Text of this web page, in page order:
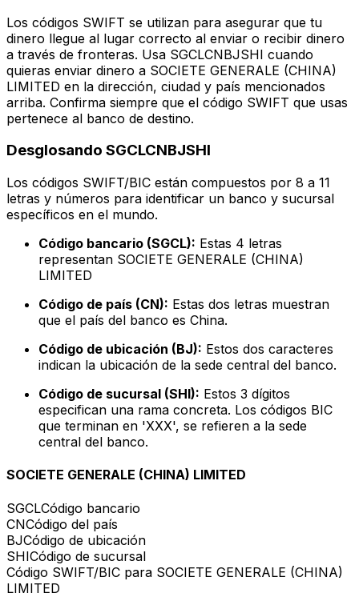
Los códigos SWIFT se utilizan para asegurar que tu
dinero llegue al lugar correcto al enviar o recibir dinero
a través de fronteras. Usa SGCLCNBJSHI cuando
quieras enviar dinero a SOCIETE GENERALE (CHINA)
LIMITED en la dirección, ciudad y país mencionados
arriba. Confirma siempre que el código SWIFT que usas
pertenece al banco de destino.
Desglosando SGCLCNBJSHI
Los códigos SWIFT/BIC están compuestos por 8 a 11
letras y números para identificar un banco y sucursal
específicos en el mundo.
Código bancario (SGCL): Estas 4 letras
representan SOCIETE GENERALE (CHINA)
LIMITED
Código de país (CN): Estas dos letras muestran
que el país del banco es China.
Código de ubicación (BJ): Estos dos caracteres
indican la ubicación de la sede central del banco.
Código de sucursal (SHI): Estos 3 dígitos
especifican una rama concreta. Los códigos BIC
que terminan en 'XXX', se refieren a la sede
central del banco.
SOCIETE GENERALE (CHINA) LIMITED
SGCLCódigo bancario
CNCódigo del país
BJCódigo de ubicación
SHICódigo de sucursal
Código SWIFT/BIC para SOCIETE GENERALE (CHINA)
LIMITED